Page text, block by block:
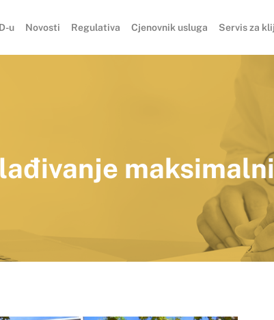
u Novosti Regulativa Cjenovnik usluga Servis za